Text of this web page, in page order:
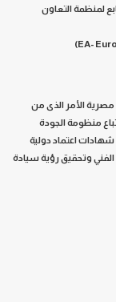
لمنظمة التعاون
EA-
)
مصرية الأمر الذى من
منظومة الجودة
اعتماد دولية
الفني وتحقيق رؤية سيادة